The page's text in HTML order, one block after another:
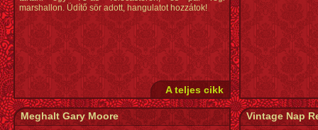
marshallon. Üdítő sör adott, hangulatot hozzátok!
A teljes cikk
Meghalt Gary Moore Vintage Nap